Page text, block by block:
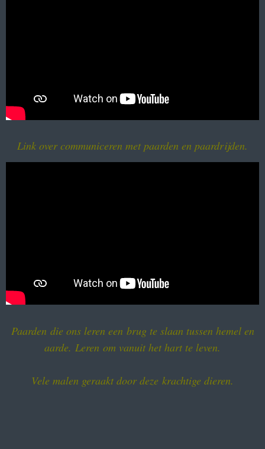
Link over communiceren met paarden en paardrijden.
Paarden die ons leren een brug te slaan tussen hemel en
aarde. Leren om vanuit het hart te leven.
Vele malen geraakt door deze krachtige dieren.